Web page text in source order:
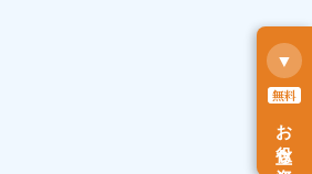
▼
無料
お役立ち資料